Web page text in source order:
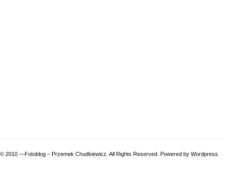
© 2010 —Fotoblog – Przemek Chudkiewicz . All Rights Reserved. Powered by Wordpress